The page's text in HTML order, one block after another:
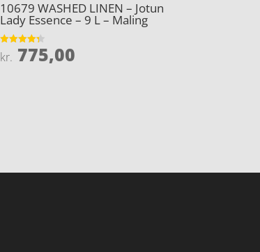
10679 WASHED LINEN – Jotun
Lady Essence – 9 L – Maling
Vurderet
4.3
kr. 775,00